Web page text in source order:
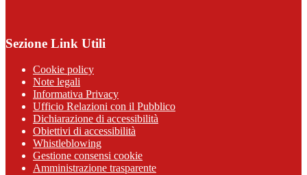
Sezione Link Utili
Cookie policy
Note legali
Informativa Privacy
Ufficio Relazioni con il Pubblico
Dichiarazione di accessibilità
Obiettivi di accessibilità
Whistleblowing
Gestione consensi cookie
Amministrazione trasparente